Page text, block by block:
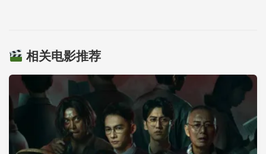
相关电影推荐